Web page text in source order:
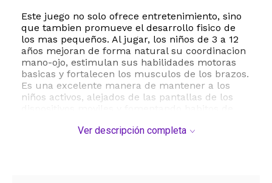
Este juego no solo ofrece entretenimiento, sino
que tambien promueve el desarrollo fisico de
los mas pequeños. Al jugar, los niños de 3 a 12
años mejoran de forma natural su coordinacion
mano-ojo, estimulan sus habilidades motoras
basicas y fortalecen los musculos de los brazos.
Es una excelente manera de mantener a los
niños activos, alejados de las pantallas de los
Ver descripción completa